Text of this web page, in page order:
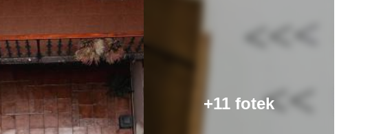
+11 fotek